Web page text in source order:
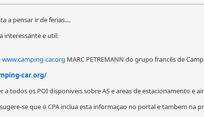
a pensar ir de ferias....
interessante e util:
www.camping-car.org MARC PETREMANN do grupo francês de
car.org/
a todos os POI disponiveis sobre AS e areas de estacionamento e
se que o CPA inclua esta informaçao no portal e tambem na